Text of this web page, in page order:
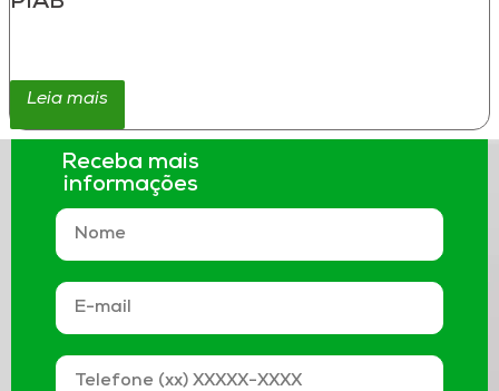
Leia mais
Receba mais
informações